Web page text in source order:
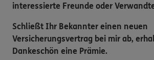
interessierte Freunde oder
Schließt Ihr Bekannter einen neuen
Versicherungsvertrag bei mir ab,
Dankeschön eine Prämie.